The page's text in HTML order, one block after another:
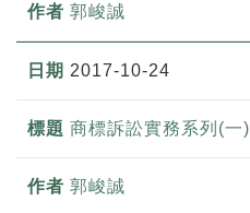
郭峻誠
2017-10-24
商標訴訟實務系列(一)
郭峻誠